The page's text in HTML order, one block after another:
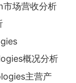
场营收分析
概况分析
主营产